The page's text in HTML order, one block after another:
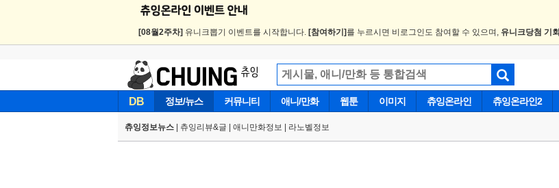
[08월2주차] 유니크뽑기 이벤트를 시작합니다. [참여하기] 를 누르시면 비로그인도 참여할 수 있으며, 유니크당첨 기회
DB 정보/뉴스 커뮤니티 애니/만화 웹툰 이미지 츄잉온라인 츄잉온라인2
츄잉정보뉴스 츄잉리뷰&글 애니만화정보 라노벨정보